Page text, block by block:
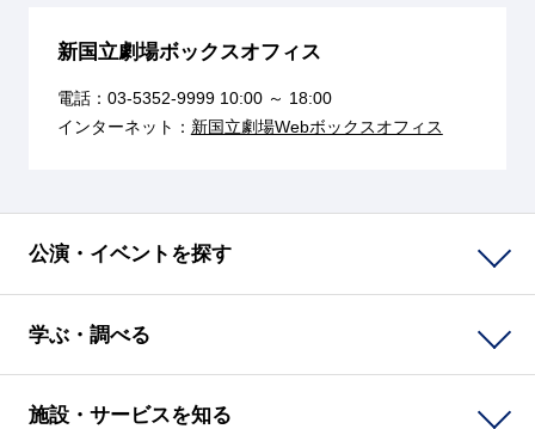
新国立劇場ボックスオフィス
電話： 03-5352-999910:00 ～ 18:00
インターネット： 新国立劇場Webボックスオフィス
公演・イベントを探す
学ぶ・調べる
施設・サービスを知る